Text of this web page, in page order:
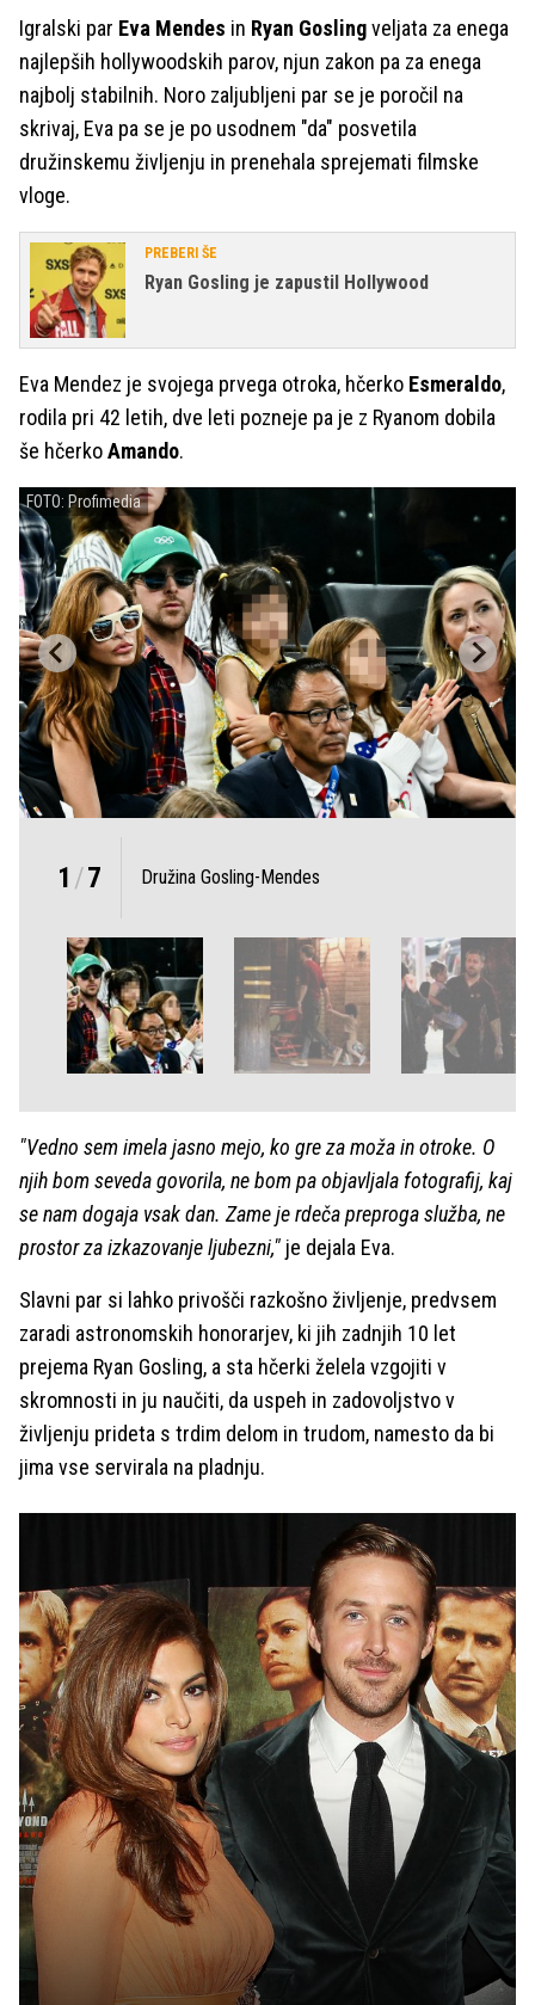
Igralski par Eva Mendes in Ryan Goslingveljata za enega
najlepših hollywoodskih parov, njun zakon pa za enega
najbolj stabilnih. Noro zaljubljeni par se je poročil na
skrivaj, Eva pa se je po usodnem "da" posvetila
družinskemu življenju in prenehala sprejemati filmske
vloge.
PREBERI ŠE
Ryan Gosling je zapustil Hollywood
Eva Mendez je svojega prvega otroka, hčerko Esmeraldo,
rodila pri 42 letih, dve leti pozneje pa je z Ryanom dobila
še hčerkoAmando.
FOTO: Profimedia
1 /7 Družina Gosling-Mendes
"Vedno sem imela jasno mejo, ko gre za moža in otroke. O
njih bom seveda govorila, ne bom pa objavljala fotografij, kaj
se nam dogaja vsak dan. Zame je rdeča preproga služba, ne
prostor za izkazovanje ljubezni," je dejala Eva.
Slavni par si lahko privošči razkošno življenje, predvsem
zaradi astronomskih honorarjev, ki jih zadnjih 10 let
prejema Ryan Gosling, a sta hčerki želela vzgojiti v
skromnosti in ju naučiti, da uspeh in zadovoljstvo v
življenju prideta s trdim delom in trudom, namesto da bi
jima vse servirala na pladnju.